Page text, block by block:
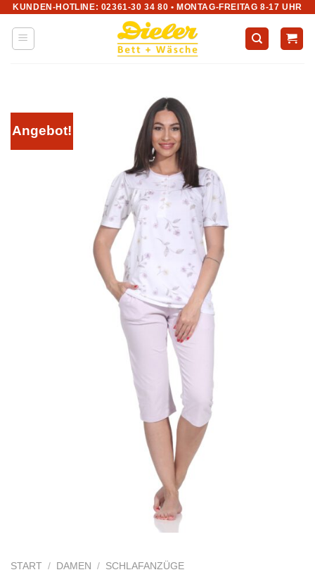
Zum
Inhalt
springen
KUNDEN-HOTLINE: 02361-30 34 80 • MONTAG-FREITAG 8-17 UHR
Angebot!
START / DAMEN / SCHLAFANZÜGE